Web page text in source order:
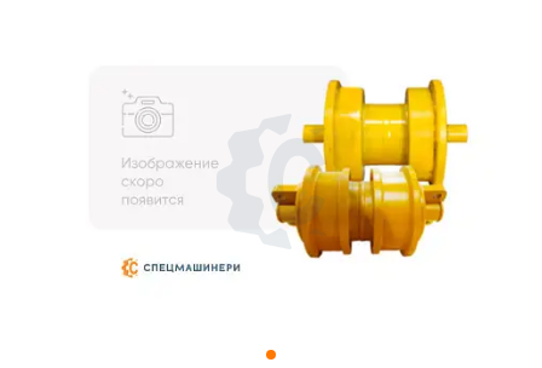
3D тур по складам
sksale@skdst.ru
+7 (499) 394-50-93